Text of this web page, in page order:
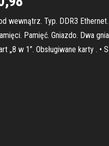
wewnątrz. Typ. DDR3
Pamięć. Gniazdo. Dwa
w 1”. Obsługiwane karty . •